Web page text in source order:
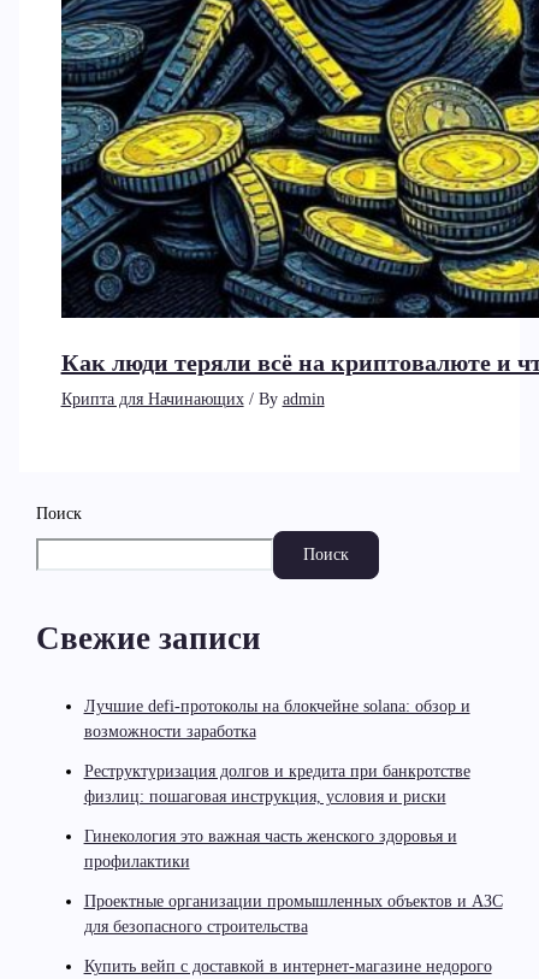
Как люди теряли всё на криптовалюте и
Крипта для Начинающих/ By admin
Поиск
Поиск
Свежие записи
Лучшие defi-протоколы на блокчейне solana: обзор и
возможности заработка
Реструктуризация долгов и кредита при банкротстве
физлиц: пошаговая инструкция, условия и риски
Гинекология это важная часть женского здоровья и
профилактики
Проектные организации промышленных объектов и АЗС
для безопасного строительства
Купить вейп с доставкой в интернет-магазине недорого